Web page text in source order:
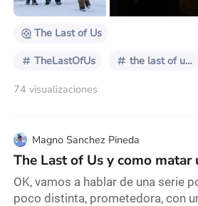
espectadores evolucionan como
The Last of Us
TheLastOfUs the last of us 2
74 visualizaciones
Magno Sanchez Pineda
The Last of Us y como matar
OK, vamos a hablar de una serie
poco distinta, prometedora, con